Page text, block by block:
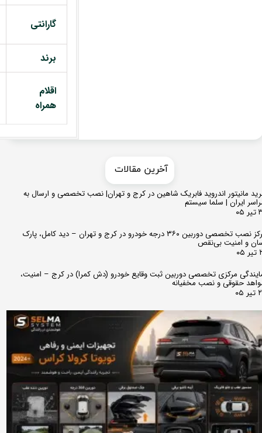
گارانتی
برند
اقلام
همراه
مانیتور اندروید فابریک شاهین در کرج و تهران| نصب تخصصی و ارسال به
ایران | سلما سیستم
مرکز نصب تخصصی دوربین ۳۶۰ درجه خودرو در کرج و تهران – دید کامل، پارک
و امنیت بی‌نقص
مرکزی تخصصی دوربین ثبت وقایع خودرو (دش کمرا) در کرج – امنیت،
حقوقی و نصب مخفیانه
​​آخرین مقالات